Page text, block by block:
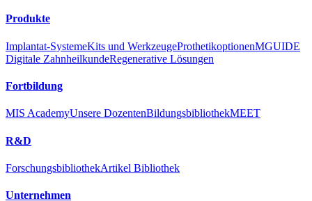
Produkte
Implantat-SystemeKits und WerkzeugeProthetikoptionenMGUIDE
Digitale ZahnheilkundeRegenerative Lösungen
Fortbildung
MIS AcademyUnsere DozentenBildungsbibliothekMEET
R&D
ForschungsbibliothekArtikel Bibliothek
Unternehmen